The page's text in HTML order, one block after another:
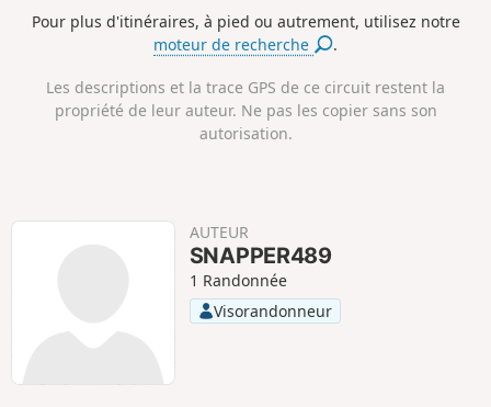
é
p
s
i
é
n
g
a
t
i
Pour plus d'itinéraires, à pied ou autrement, utilisez notre
moteur de recherche
.
Les descriptions et la trace GPS de ce circuit restent la
propriété de leur auteur. Ne pas les copier sans son
autorisation.
AUTEUR
SNAPPER489
1 Randonnée
Visorandonneur